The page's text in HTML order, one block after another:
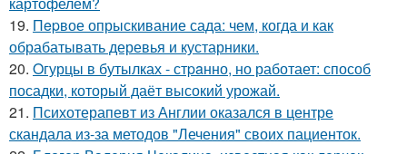
19. Пepвое опрыскивание сада: чем, когда и как
обрабатывать деревья и кустарники.
20. Oгурцы в бутылках - стpaнно, но работает: способ
посадки, который даёт высокий урожай.
21. Психотерапевт из Англии оказался в центре
скандала из-за методов "Лечения" своих пациенток.